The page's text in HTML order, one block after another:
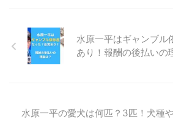
水原一平はギャンブル
あり！報酬の後払いの
水原一平の愛犬は何匹？3匹！犬種